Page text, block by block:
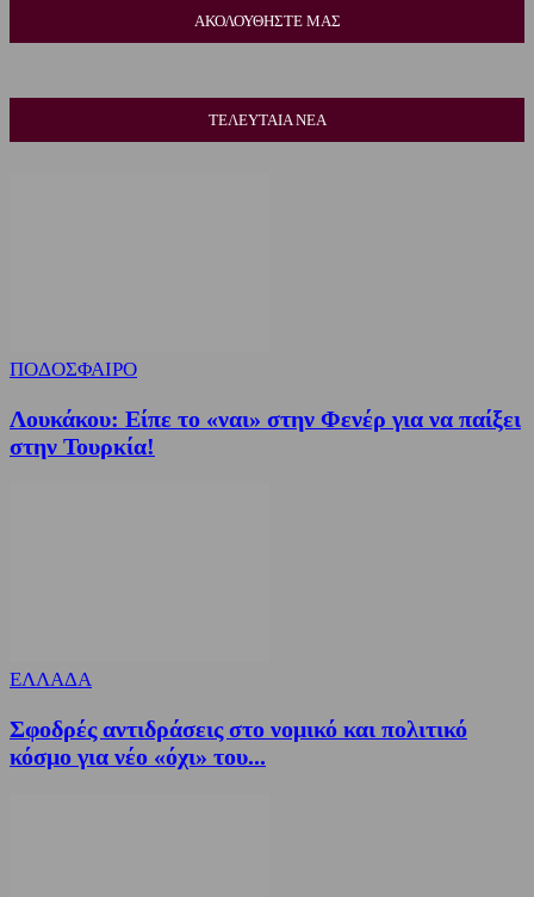
ΑΚΟΛΟΥΘΗΣΤΕ ΜΑΣ
ΤΕΛΕΥΤΑΙΑ ΝΕΑ
ΠΟΔΟΣΦΑΙΡΟ
Λουκάκου: Είπε το «ναι» στην Φενέρ για να παίξει
στην Τουρκία!
ΕΛΛΑΔΑ
Σφοδρές αντιδράσεις στο νομικό και πολιτικό
κόσμο για νέο «όχι» του...